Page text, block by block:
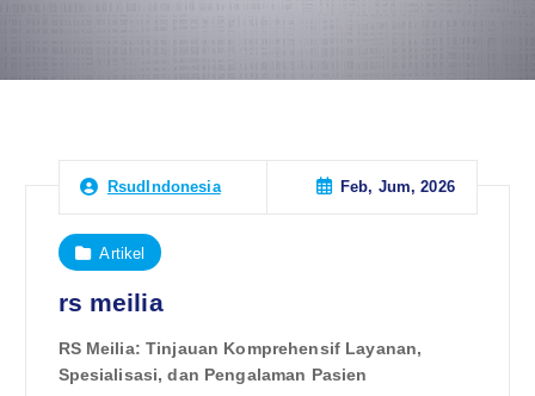
RsudIndonesia Feb, Jum, 2026
Artikel
rs meilia
RS Meilia: Tinjauan Komprehensif Layanan,
Spesialisasi, dan Pengalaman Pasien